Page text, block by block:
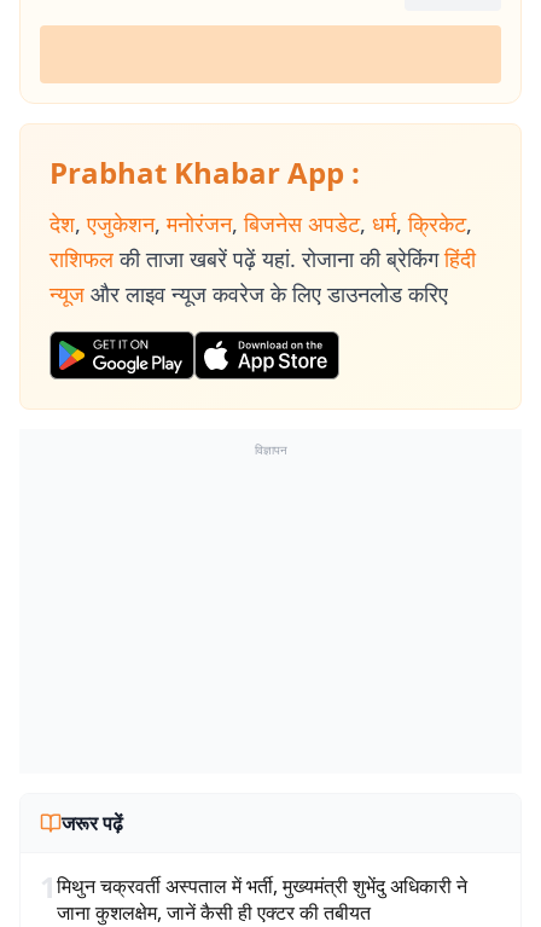
Prabhat Khabar App :
देश, एजुकेशन, मनोरंजन, बिजनेस अपडेट, धर्म, क्रिकेट,
राशिफल की ताजा खबरें पढ़ें यहां. रोजाना की ब्रेकिंग हिंदी
न्यूज और लाइव न्यूज कवरेज के लिए डाउनलोड करिए
विज्ञापन
जरूर पढ़ें
1मिथुन चक्रवर्ती अस्पताल में भर्ती, मुख्यमंत्री शुभेंदु अधिकारी ने
जाना कुशलक्षेम, जानें कैसी ही एक्टर की तबीयत